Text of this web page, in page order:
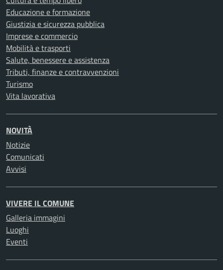
Educazione e formazione
Giustizia e sicurezza pubblica
Imprese e commercio
Mobilità e trasporti
Salute, benessere e assistenza
Tributi, finanze e contravvenzioni
Turismo
Vita lavorativa
NOVITÀ
Notizie
Comunicati
Avvisi
VIVERE IL COMUNE
Galleria immagini
Luoghi
Eventi